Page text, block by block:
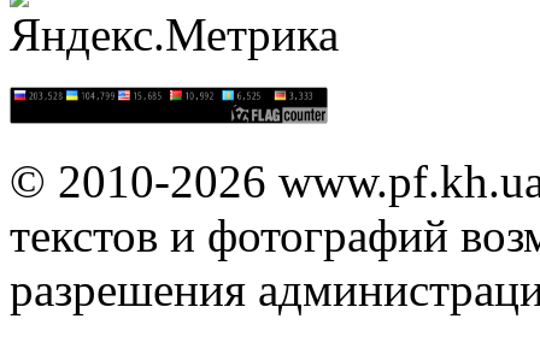
© 2010-2026
текстов и фотографий
разрешения